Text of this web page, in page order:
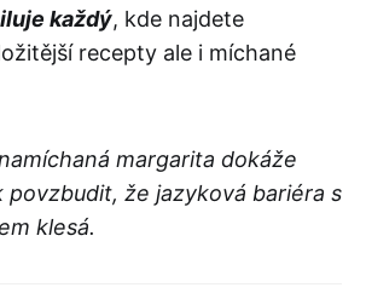
každý, kde najdete
recepty ale i míchané
margarita dokáže
povzbudit, že jazyková bariéra s
klesá.